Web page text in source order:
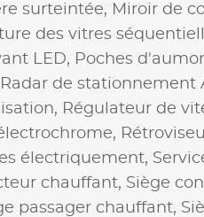
surteintée, Miroir de
des vitres
LED, Poches
Radar de stationnement
Régulateur de
électriquement,
chauffant, Siège
passager chauffant,